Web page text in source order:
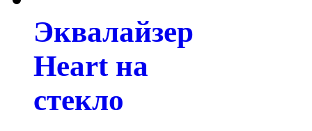
Эквалайзер
Heart на
стекло